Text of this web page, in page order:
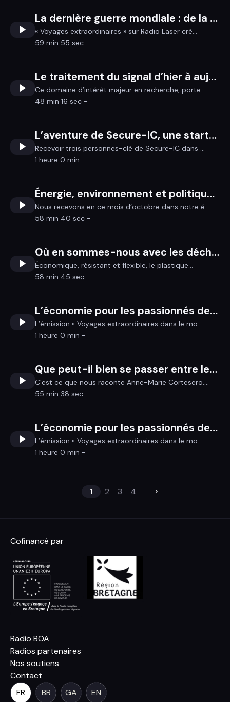
La dernière guerre mondiale : de la collaboration aux exils
« Voyages extraordinaires » sur Radio Laser cré...
59 min 55 sec -
Le traitement du signal d’hier à aujourd’hui avec Lotfi Senhadji, Professeur à l’Université de Rennes
Ce domaine d’intérêt majeur en recherche, porte...
48 min 16 sec -
L’aventure de Secure-IC, une start-up bretonne aujourd’hui partout dans le monde
Recevoir trois personnes-clé de Secure-IC dans ...
1 heure 0 min -
Énergie, environnement et politique de l’habitat : un entretien avec Marie Ruellan
Nous recevons en ce mois d’octobre dans notre é...
58 min 40 sec -
Où en sommes-nous avec les déchets plastiques ?
Économique, résistant et flexible, le plastique...
58 min 45 sec -
L’économie pour les passionnés de foot mais pas seulement
L’émission « Voyages extraordinaires dans le mo...
1 heure 0 min -
Que peut-il bien se passer entre les insectes et les plantes ?
C’est ce que nous raconte Anne-Marie Cortesero....
55 min 38 sec -
L’économie pour les passionnés de foot mais pas seulement
L’émission « Voyages extraordinaires dans le mo...
1 heure 0 min -
1 2 3 4
Cofinancé par
Radio BOA
Radios partenaires
Nos soutiens
Contact
FR
BR GA EN